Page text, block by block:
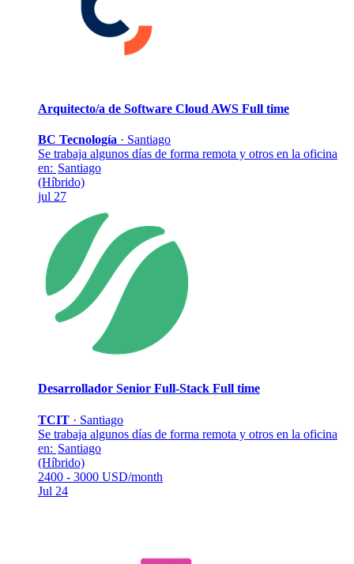
Arquitecto/a de Software Cloud AWS Full time
BC Tecnología · Santiago
Se trabaja algunos días de forma remota y otros en la oficina
en: Santiago
(Híbrido)
jul 27
Desarrollador Senior Full-Stack Full time
TCIT · Santiago
Se trabaja algunos días de forma remota y otros en la oficina
en: Santiago
(Híbrido)
2400 - 3000 USD/month
Jul 24